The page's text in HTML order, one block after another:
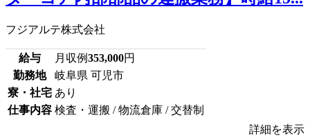
フジアルテ株式会社
給与 月収例353,000円
勤務地
岐阜県 可児市
寮・社宅 あり
仕事内容 検査・運搬 / 物流倉庫 / 交替制
詳細を表示